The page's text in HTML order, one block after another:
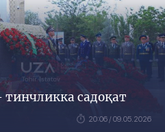
садоқат
20:06 / 09.05.2026